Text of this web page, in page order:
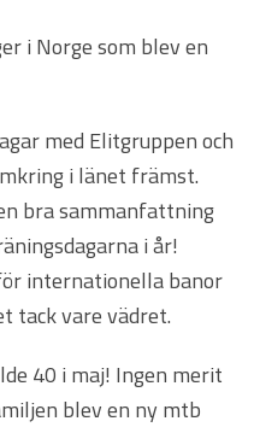
i Norge som blev en
med Elitgruppen och
i länet främst.
bra sammanfattning
i år!
internationella banor
tack vare vädret.
40 i maj! Ingen merit
blev en ny mtb